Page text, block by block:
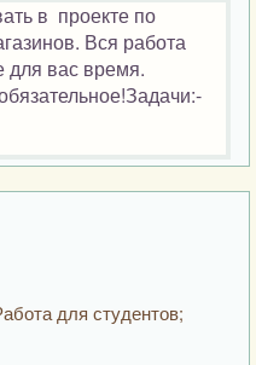
в проекте по
Вся работа
для вас время.
для студентов;